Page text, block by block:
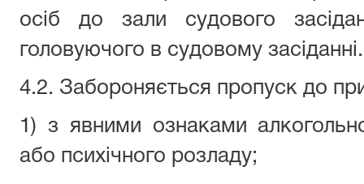
осіб до зали судового
головуючого в судовому засіданні.
4.2. Забороняється пропуск до
1) з явними ознаками
або психічного розладу;